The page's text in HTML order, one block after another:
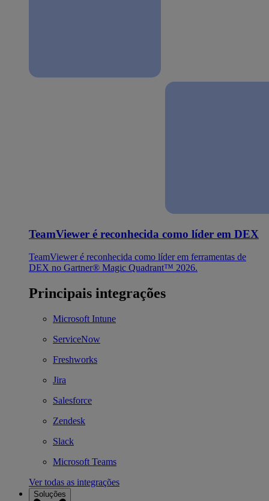
TeamViewer é reconhecida como líder em DEX
TeamViewer é reconhecida como líder em ferramentas de
DEX no Gartner® Magic Quadrant™ 2026.
Principais integrações
Microsoft Intune
ServiceNow
Freshworks
Jira
Salesforce
Zendesk
Slack
Microsoft Teams
Ver todas as integrações
Soluções